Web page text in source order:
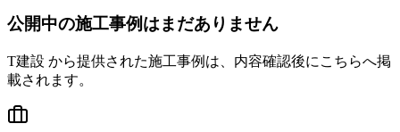
公開中の施工事例はまだありません
T建設 から提供された施工事例は、内容確認後にこちらへ掲
載されます。